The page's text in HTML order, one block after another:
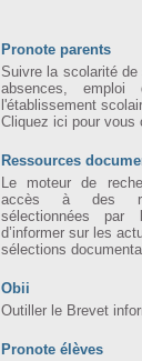
Pronote parents
Suivre la scolarité
absences,
l'établissement
Cliquez ici pour vous
Ressources
Le moteur de
accès à des
sélectionnées
d’informer sur les
sélections
Obii
Outiller le Brevet
Pronote élèves